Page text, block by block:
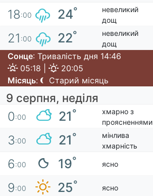
18:00 24°
невеликий
дощ
21 :00 22°
невеликий
дощ
Сонце: Тривалість дня 14:46
05:18 |
20:05
Місяць: Старий місяць
9 серпня, неділя
0:00 21°
хмарно з
проясненнями
3:00 21°
мінлива
хмарність
6:00 19° ясно
9:00 25° ясно